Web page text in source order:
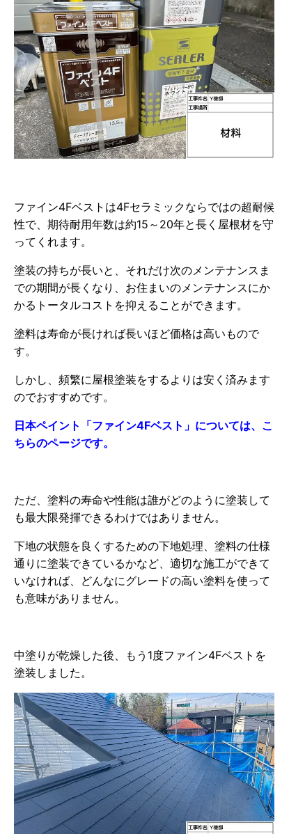
ファイン4Fベストは4Fセラミックならではの超耐候
性で、期待耐用年数は約15～20年と長く屋根材を守
ってくれます。
塗装の持ちが長いと、それだけ次のメンテナンスま
での期間が長くなり、お住まいのメンテナンスにか
かるトータルコストを抑えることができます。
塗料は寿命が長ければ長いほど価格は高いもので
す。
しかし、頻繁に屋根塗装をするよりは安く済みます
のでおすすめです。
日本ペイント「ファイン4Fベスト」については、こ
ちらのページです。
ただ、塗料の寿命や性能は誰がどのように塗装して
も最大限発揮できるわけではありません。
下地の状態を良くするための下地処理、塗料の仕様
通りに塗装できているかなど、適切な施工ができて
いなければ、どんなにグレードの高い塗料を使って
も意味がありません。
中塗りが乾燥した後、もう1度ファイン4Fベストを
塗装しました。